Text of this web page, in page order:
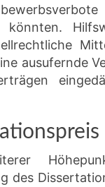
könnten.
ausufernde
des